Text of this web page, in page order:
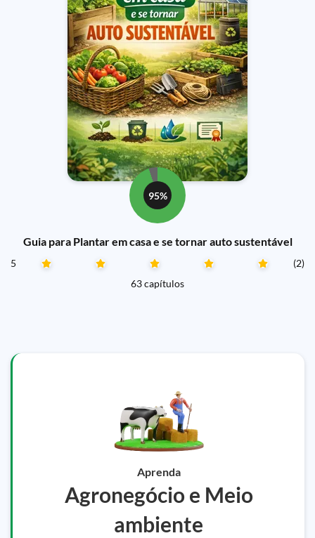
95%
Guia para Plantar em casa e se tornar auto sustentável
5
(2)
63 capítulos
Aprenda
Agronegócio e Meio
ambiente